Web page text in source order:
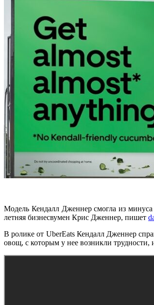
Модель Кендалл Дженнер смогла из
летняя бизнесвумен Крис Дженнер, пишет
В ролике от UberEats Кендалл Дженнер
овощ, с которым у нее возникли